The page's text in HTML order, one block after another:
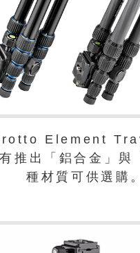
Element
推出「鋁合金」與
種材質可供選購